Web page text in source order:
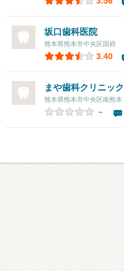
坂口歯科医院
熊本県熊本市中央区国府
3.40
まや歯科クリニック
熊本県熊本市中央区南熊本
－